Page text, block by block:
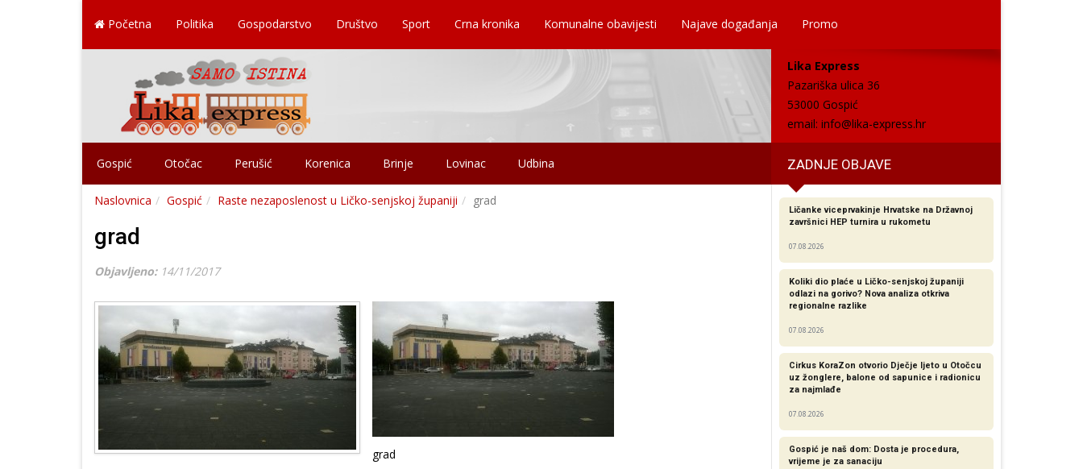
Početna Politika Gospodarstvo Društvo Sport Crna kronika Komunalne obavijesti Najave događanja Promo
Lika Express
Pazariška ulica 36
53000 Gospić
email: info@lika-express.hr
Gospić Otočac Perušić Korenica Brinje Lovinac Udbina ZADNJE OBJAVE
Naslovnica Gospić Raste nezaposlenost u Ličko-senjskoj županiji grad
grad
Objavljeno: 14/11/2017
grad
Ličanke viceprvakinje Hrvatske na Državnoj
završnici HEP turnira u rukometu
07.08.2026
Koliki dio plaće u Ličko-senjskoj županiji
odlazi na gorivo? Nova analiza otkriva
regionalne razlike​
07.08.2026
Cirkus KoraZon otvorio Dječje ljeto u Otočcu
uz žonglere, balone od sapunice i radionicu
za najmlađe
07.08.2026
Gospić je naš dom: Dosta je procedura,
vrijeme je za sanaciju